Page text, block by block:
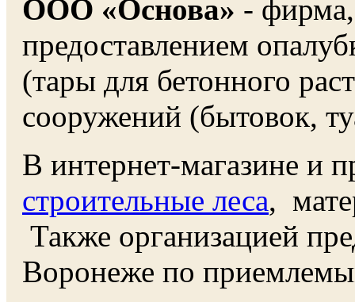
ООО «Основа» -
предоставлением
(тары для бетонного
сооружений (бытовок,
В интернет-магазине и
строительные леса,
Также организацией
Воронеже по